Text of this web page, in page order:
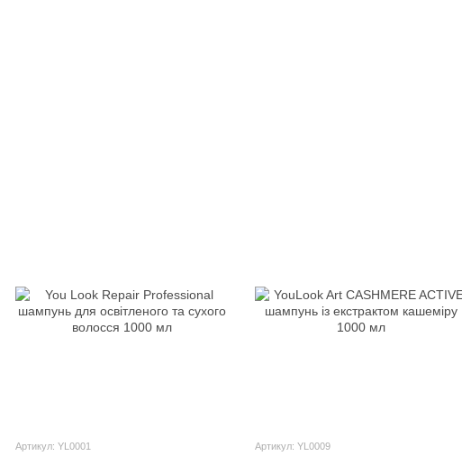
Артикул: YL0001 Артикул: YL0009